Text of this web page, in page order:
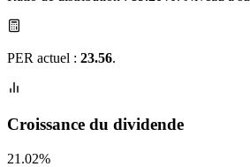
PER actuel : 23.56.
Croissance du dividende
21.02%